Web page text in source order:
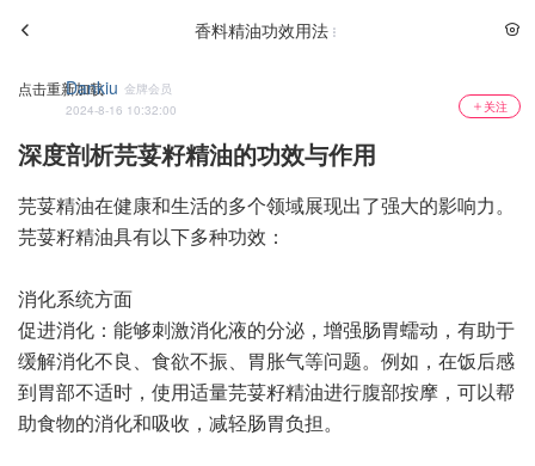
香料精油功效用法
点击重新加载
Dankiu 金牌会员
2024-8-16 10:32:00
关注
深度剖析芫荽籽精油的功效与作用
芫荽精油在健康和生活的多个领域展现出了强大的影响力。
芫荽籽精油具有以下多种功效：
消化系统方面
促进消化：能够刺激消化液的分泌，增强肠胃蠕动，有助于
缓解消化不良、食欲不振、胃胀气等问题。例如，在饭后感
到胃部不适时，使用适量芫荽籽精油进行腹部按摩，可以帮
助食物的消化和吸收，减轻肠胃负担。